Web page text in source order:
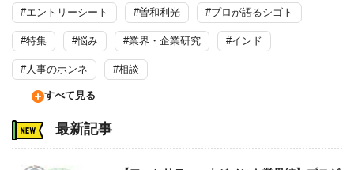
#エントリーシート #曽和利光 #プロが語るシゴト
#特集 #悩み #業界・企業研究 #インド
#人事のホンネ #相談
すべて見る
最新記事